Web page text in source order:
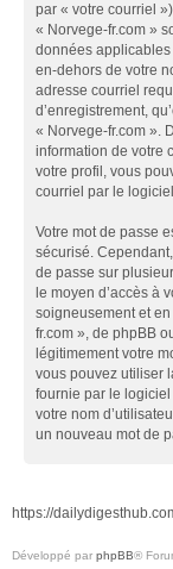
par « votre courriel
« Norvege-fr.com »
données
en-dehors de votre
adresse courriel
d’enregistrement,
« Norvege-fr.com ».
information de votre
votre profil, vous
courriel par le
Votre mot de passe
sécurisé.
de passe sur
le moyen d’accès à
soigneusement et
fr.com », de phpBB
légitimement votre
vous pouvez utiliser
fournie par le
votre nom
un nouveau mot de
https://
Développé par phpBB®